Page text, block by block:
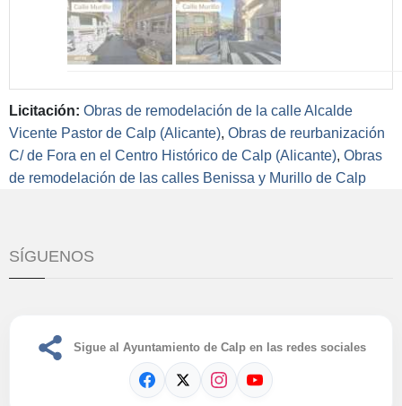
Licitación: Obras de remodelación de la calle Alcalde
Vicente Pastor de Calp (Alicante), Obras de reurbanización
C/ de Fora en el Centro Histórico de Calp (Alicante), Obras
de remodelación de las calles Benissa y Murillo de Calp
SÍGUENOS
Sigue al Ayuntamiento de Calp en las redes sociales